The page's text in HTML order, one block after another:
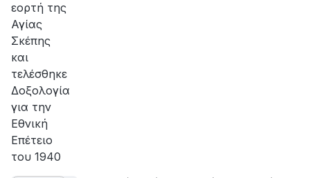
εορτή της
Αγίας
Σκέπης
και
τελέσθηκε
Δοξολογία
για την
Εθνική
Επέτειο
του 1940